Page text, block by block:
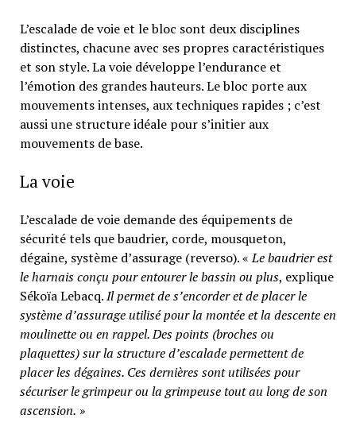
L’escalade de voie et le bloc sont deux disciplines
distinctes, chacune avec ses propres caractéristiques
et son style. La voie développe l’endurance et
l’émotion des grandes hauteurs. Le bloc porte aux
mouvements intenses, aux techniques rapides ; c’est
aussi une structure idéale pour s’initier aux
mouvements de base.
La voie
L’escalade de voie demande des équipements de
sécurité tels que baudrier, corde, mousqueton,
dégaine, système d’assurage (reverso). «Le baudrier est
le harnais conçu pour entourer le bassin ou plus, explique
Sékoïa Lebacq.Il permet de s’encorder et de placer le
système d’assurage utilisé pour la montée et la descente en
moulinette ou en rappel. Des points (broches ou
plaquettes) sur la structure d’escalade permettent de
placer les dégaines. Ces dernières sont utilisées pour
sécuriser le grimpeur ou la grimpeuse tout au long de son
ascension. »